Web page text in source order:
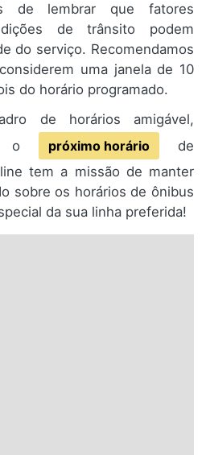
de lembrar que fatores
de trânsito podem
do serviço. Recomendamos
uma janela de 10
do horário programado.
de horários amigável,
o
próximo horário
de
tem a missão de manter
sobre os horários de ônibus
da sua linha preferida!